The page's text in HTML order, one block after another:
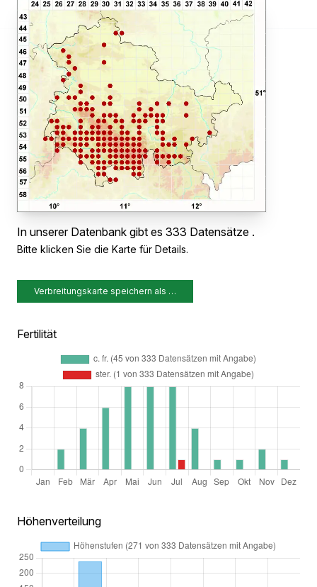
In unserer Datenbank gibt es 333 Datensätze .
Bitte klicken Sie die Karte für Details.
Verbreitungskarte speichern als …
Fertilität
Höhenverteilung